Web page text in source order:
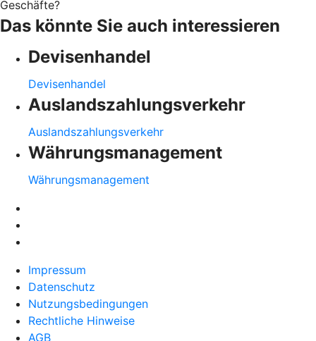
Geschäfte?
Das könnte Sie auch interessieren
Devisenhandel
Devisenhandel
Auslandszahlungsverkehr
Auslandszahlungsverkehr
Währungsmanagement
Währungsmanagement
Impressum
Datenschutz
Nutzungsbedingungen
Rechtliche Hinweise
AGB